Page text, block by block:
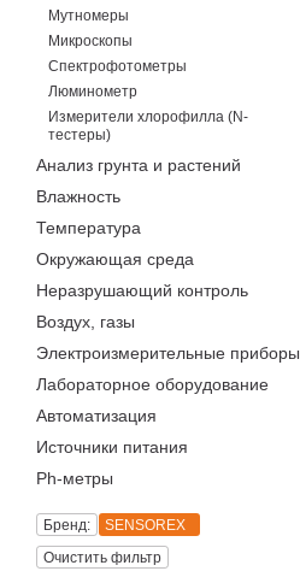
Мутномеры
Микроскопы
Спектрофотометры
Люминометр
Измерители хлорофилла (N-
тестеры)
Анализ грунта и растений
Влажность
Температура
Окружающая среда
Неразрушающий контроль
Воздух, газы
Электроизмерительные приборы
Лабораторное оборудование
Автоматизация
Источники питания
Ph-метры
Бренд:
SENSOREX
Очистить фильтр